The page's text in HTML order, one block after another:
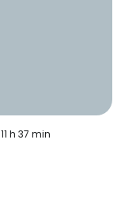
11 h 37 min